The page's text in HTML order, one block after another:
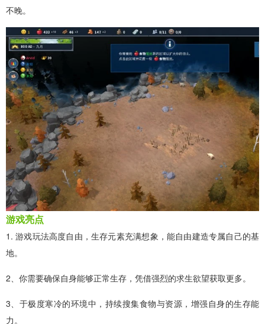
不晚。
游戏亮点
1. 游戏玩法高度自由，生存元素充满想象，能自由建造专属自己的基
地。
2、你需要确保自身能够正常生存，凭借强烈的求生欲望获取更多。
3、于极度寒冷的环境中，持续搜集食物与资源，增强自身的生存能
力。